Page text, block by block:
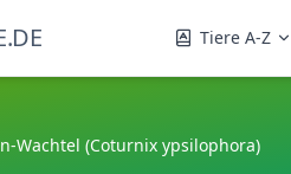
Tiere A-Z
Wachtel (Coturnix ypsilophora)